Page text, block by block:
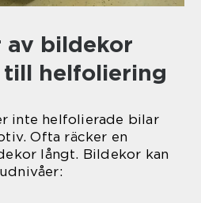
av bildekor
helfoliering
inte helfolierade bilar
Ofta räcker en
långt. Bildekor kan